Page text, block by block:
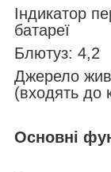
Індикатор
батареї
Блютуз: 4,2
Джерело
(входять до
Основні